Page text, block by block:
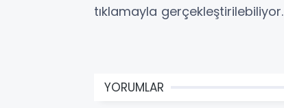
tıklamayla gerçekleştirilebiliyor.
YORUMLAR